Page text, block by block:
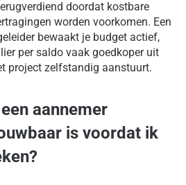
doordat kostbare
worden voorkomen. Een
bewaakt je budget actief,
per saldo vaak goedkoper uit
project zelfstandig aanstuurt.
aannemer
is voordat ik